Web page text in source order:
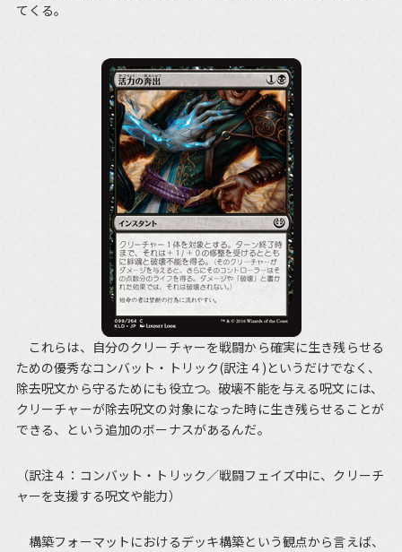
てくる。
これらは、自分のクリーチャーを戦闘から確実に生き残らせる
ための優秀なコンバット・トリック(訳注４)というだけでなく、
除去呪文から守るためにも役立つ。破壊不能を与える呪文には、
クリーチャーが除去呪文の対象になった時に生き残らせることが
できる、という追加のボーナスがあるんだ。
（訳注４：コンバット・トリック／戦闘フェイズ中に、クリーチ
ャーを支援する呪文や能力）
構築フォーマットにおけるデッキ構築という観点から言えば、